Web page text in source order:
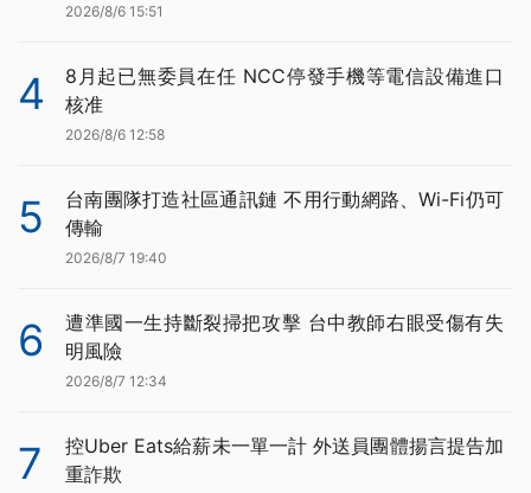
2026/8/6 15:51
4
8月起已無委員在任 NCC停發手機等電信設備進口
核准
2026/8/6 12:58
5
台南團隊打造社區通訊鏈 不用行動網路、Wi-Fi仍可
傳輸
2026/8/7 19:40
6
遭準國一生持斷裂掃把攻擊 台中教師右眼受傷有失
明風險
2026/8/7 12:34
7
控Uber Eats給薪未一單一計 外送員團體揚言提告加
重詐欺